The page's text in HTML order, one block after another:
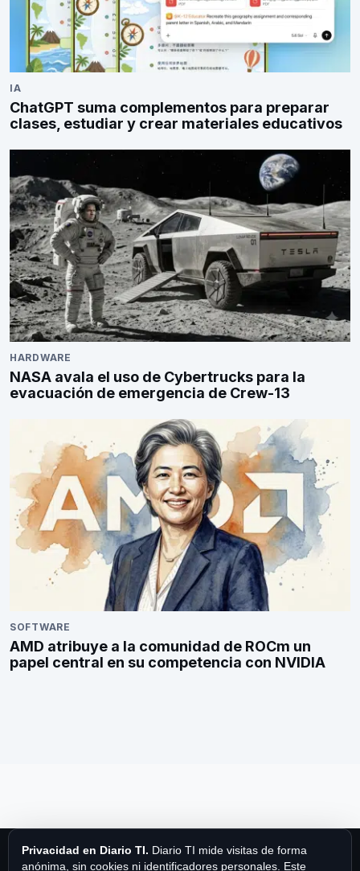
IA
ChatGPT suma complementos para preparar
clases, estudiar y crear materiales educativos
HARDWARE
NASA avala el uso de Cybertrucks para la
evacuación de emergencia de Crew-13
SOFTWARE
AMD atribuye a la comunidad de ROCm un
papel central en su competencia con NVIDIA
Privacidad en Diario TI. Diario TI mide visitas de forma
anónima, sin cookies ni identificadores personales. Este